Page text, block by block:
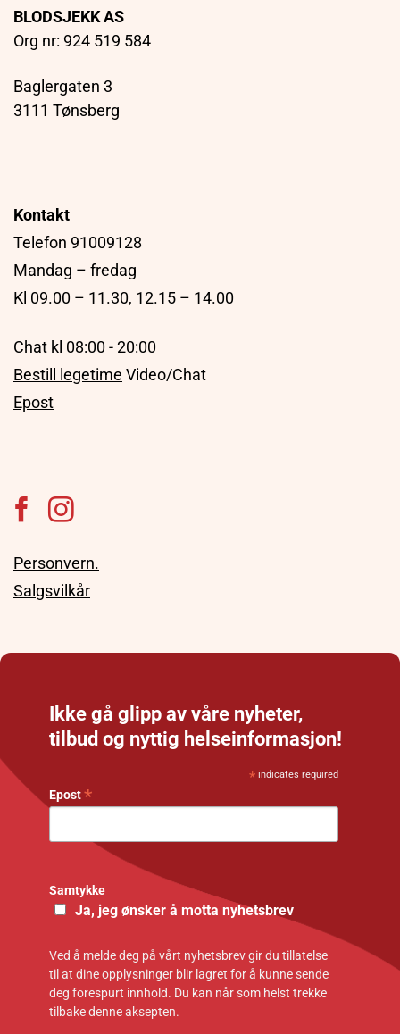
BLODSJEKK AS
Org nr: 924 519 584
Baglergaten 3
3111 Tønsberg
Kontakt
Telefon 91009128
Mandag – fredag
Kl 09.00 – 11.30, 12.15 – 14.00
Chat kl 08:00 - 20:00
Bestill legetime Video/Chat
Epost
Personvern.
Salgsvilkår
Ikke gå glipp av våre nyheter,
tilbud og nyttig helseinformasjon!
* indicates required
Epost*
Samtykke
Ja, jeg ønsker å motta nyhetsbrev
Ved å melde deg på vårt nyhetsbrev gir du tillatelse
til at dine opplysninger blir lagret for å kunne sende
deg forespurt innhold. Du kan når som helst trekke
tilbake denne aksepten.